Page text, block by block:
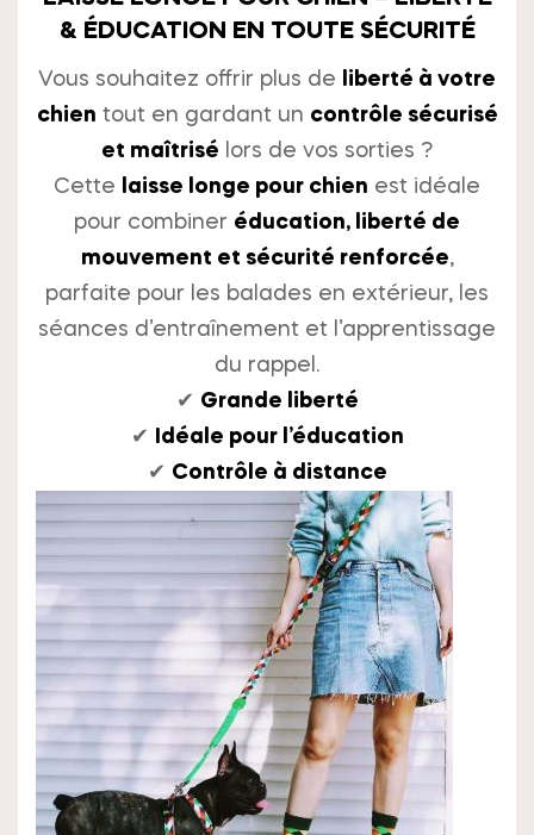
& ÉDUCATION EN TOUTE SÉCURITÉ
Vous souhaitez offrir plus de liberté à votre
chien tout en gardant un contrôle sécurisé
et maîtrisé lors de vos sorties ?
Cette laisse longe pour chien est idéale
pour combiner éducation, liberté de
mouvement et sécurité renforcée,
parfaite pour les balades en extérieur, les
séances d’entraînement et l’apprentissage
du rappel.
✔ Grande liberté
✔ Idéale pour l’éducation
✔ Contrôle à distance